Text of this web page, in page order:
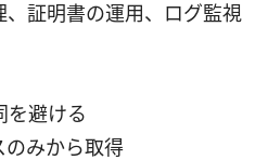
、証明書の運用、ログ監視
を避ける
のみから取得